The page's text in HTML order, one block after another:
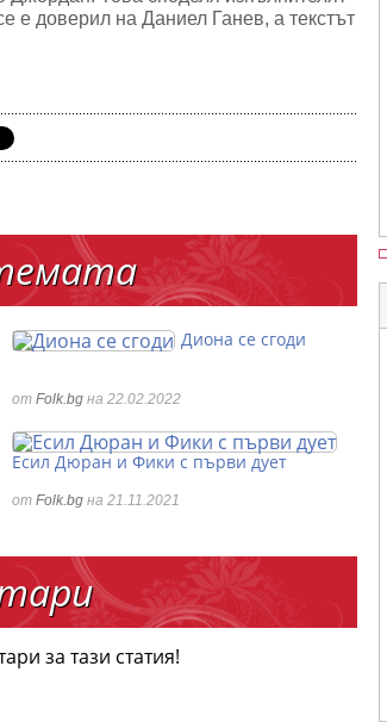
е доверил на Даниел Ганев, а текстът
Диона се сгоди
от Folk.bg на 22.02.2022
Есил Дюран и Фики с първи дует
от Folk.bg на 21.11.2021
за тази статия!